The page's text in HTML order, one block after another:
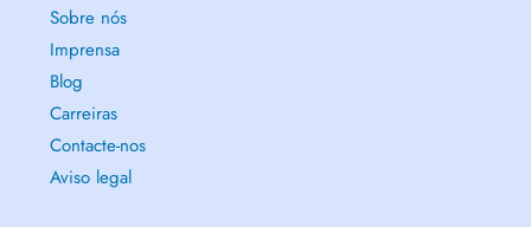
Sobre nós
Imprensa
Blog
Carreiras
Contacte-nos
Aviso legal